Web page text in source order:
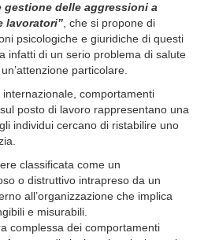
gestione delle aggressioni a
lavoratori” , che si propone di
psicologiche e giuridiche di questi
infatti di un serio problema di salute
particolare.
comportamenti
posto di lavoro rappresentano una
individui cercano di ristabilire uno
classificata come un
o distruttivo intrapreso da un
all’organizzazione che implica
e misurabili.
complessa dei comportamenti